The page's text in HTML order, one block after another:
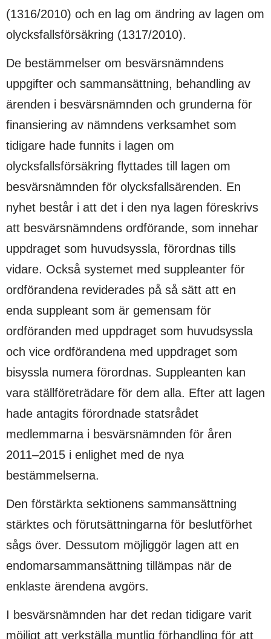
(1316/2010) och en lag om ändring av lagen om
olycksfallsförsäkring (1317/2010).
De bestämmelser om besvärsnämndens
uppgifter och sammansättning, behandling av
ärenden i besvärsnämnden och grunderna för
finansiering av nämndens verksamhet som
tidigare hade funnits i lagen om
olycksfallsförsäkring flyttades till lagen om
besvärsnämnden för olycksfallsärenden. En
nyhet består i att det i den nya lagen föreskrivs
att besvärsnämndens ordförande, som innehar
uppdraget som huvudsyssla, förordnas tills
vidare. Också systemet med suppleanter för
ordförandena reviderades på så sätt att en
enda suppleant som är gemensam för
ordföranden med uppdraget som huvudsyssla
och vice ordförandena med uppdraget som
bisyssla numera förordnas. Suppleanten kan
vara ställföreträdare för dem alla. Efter att lagen
hade antagits förordnade statsrådet
medlemmarna i besvärsnämnden för åren
2011–2015 i enlighet med de nya
bestämmelserna.
Den förstärkta sektionens sammansättning
stärktes och förutsättningarna för beslutförhet
sågs över. Dessutom möjliggör lagen att en
endomarsammansättning tillämpas när de
enklaste ärendena avgörs.
I besvärsnämnden har det redan tidigare varit
möjligt att verkställa muntlig förhandling för att